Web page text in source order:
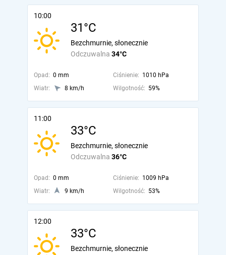
10:00
31°C
Odczuwalna 34°C
Bezchmurnie, słonecznie
Opad: 0 mm Ciśnienie: 1010 hPa
Wiatr:
8 km/h Wilgotność: 59%
11:00
33°C
Odczuwalna 36°C
Bezchmurnie, słonecznie
Opad: 0 mm Ciśnienie: 1009 hPa
Wiatr:
9 km/h Wilgotność: 53%
12:00
33°C
Bezchmurnie, słonecznie